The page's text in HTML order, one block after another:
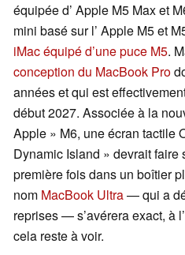
équipée d’ Apple M5 Max et
mini basé sur l’ Apple M5 et
iMac équipé d’une puce M5.
conception du MacBook Pro
années et qui est
début 2027. Associée à la
Apple » M6, une écran tactile
Dynamic Island » devrait
première fois dans un boîtier
nom MacBook Ultra— qui a
reprises — s’avérera exact, à
cela reste à voir.